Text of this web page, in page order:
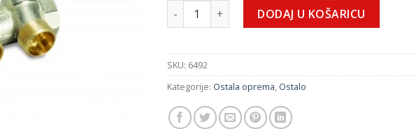
Kolektor razdjelni 1"x 3 priključka CP433 količina
DODAJ U KOŠARICU
SKU: 6492
Kategorije: Ostala oprema, Ostalo